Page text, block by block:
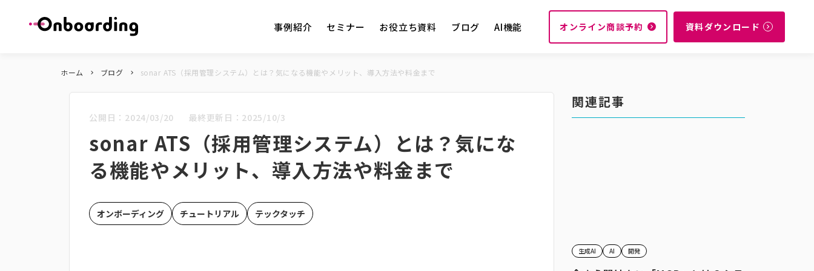
事例紹介 セミナー お役立ち資料 ブログ AI機能 オンライン商談予約 navigate_next 資料ダウンロード navigate_next
ホーム keyboard_arrow_right ブログ keyboard_arrow_right sonar ATS（採用管理システム）とは？気になる機能やメリット、導入方法や料金まで
公開日： 2024/03/20 最終更新日： 2025/10/3
sonar ATS（採用管理システム）とは？気にな
る機能やメリット、導入方法や料金まで
オンボーディング チュートリアル テックタッチ
関連記事
生成AI AI 開発